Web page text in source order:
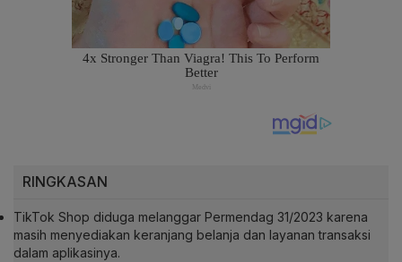
RINGKASAN
TikTok Shop diduga melanggar Permendag 31/2023 karena
masih menyediakan keranjang belanja dan layanan transaksi
dalam aplikasinya.